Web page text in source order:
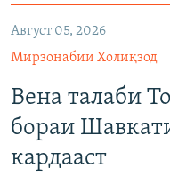
Август 05, 2026
Мирзонабии Холиқзод
Вена талаби
бораи
кардааст